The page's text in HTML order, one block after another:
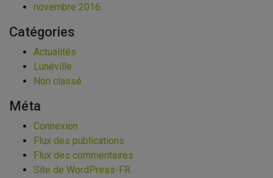
novembre 2016
Catégories
Actualités
Lunéville
Non classé
Méta
Connexion
Flux des publications
Flux des commentaires
Site de WordPress-FR